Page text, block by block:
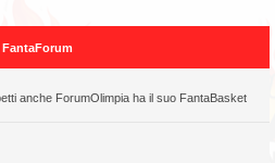
FantaForum
anche ForumOlimpia ha il suo FantaBasket